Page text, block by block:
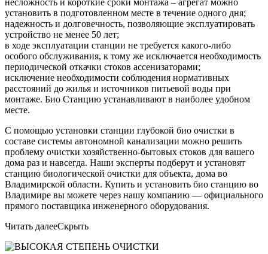
установить в подготовленном месте в течение одного дня;
надежность и долговечность, позволяющие эксплуатировать
устройство не менее 50 лет;
в ходе эксплуатации станции не требуется какого-либо
особого обслуживания, к тому же исключается необходимость
периодической откачки стоков ассенизаторами;
исключение необходимости соблюдения нормативных
расстояний до жилья и источников питьевой воды при
монтаже. Био Станцию устанавливают в наиболее удобном
месте.
С помощью установки станции глубокой био очистки в
составе системы автономной канализации можно решить
проблему очистки хозяйственно-бытовых стоков для вашего
дома раз и навсегда. Наши эксперты подберут и установят
станцию биологической очистки для объекта, дома во
Владимирской области. Купить и установить био станцию во
Владимире вы можете через нашу компанию — официального
прямого поставщика инженерного оборудования.
Читать далееСкрыть